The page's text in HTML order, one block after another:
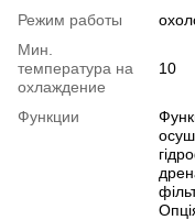
Режим работы
Мин.
температура на
охлаждение
10
Функции